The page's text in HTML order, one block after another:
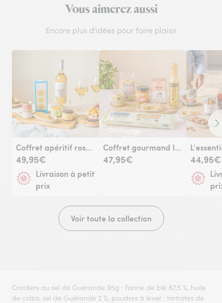
Vous aimerez aussi
Encore plus d'idées pour faire plaisir
Coffret apéritif rosé – Spécial été
49,95€
Livraison à petit
prix
Coffret gourmand Italie
47,95€ 44,95€
Voir toute la collection
Crackers au sel de Guérande 95g : Farine de blé 87,5 %, huile
de colza, sel de Guérande 2 %, poudres à lever : tartrates de